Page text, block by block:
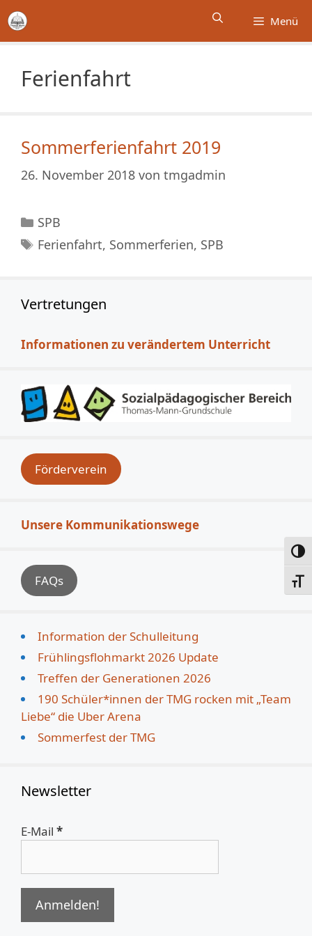
Zum
Inhalt
springen
Menü
Ferienfahrt
Sommerferienfahrt 2019
26. November 2018 von tmgadmin
Kategorien
SPB
Schlagwörter
Ferienfahrt, Sommerferien, SPB
Vertretungen
Informationen zu verändertem Unterricht
Förderverein
Unsere Kommunikationswege
FAQs
Information der Schulleitung
Frühlingsflohmarkt 2026 Update
Treffen der Generationen 2026
190 Schüler*innen der TMG rocken mit „Team
Liebe“ die Uber Arena
Sommerfest der TMG
Newsletter
E-Mail *